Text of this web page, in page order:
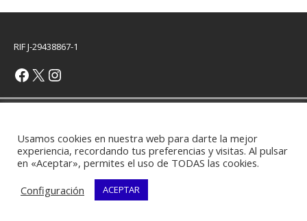
RIF J-29438867-1
Usamos cookies en nuestra web para darte la mejor
experiencia, recordando tus preferencias y visitas. Al pulsar
en «Aceptar», permites el uso de TODAS las cookies.
Configuración
ACEPTAR